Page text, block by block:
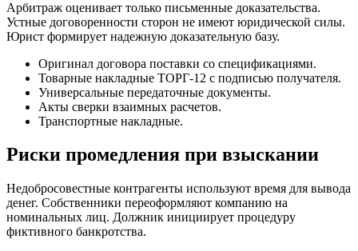
Арбитраж оценивает только письменные доказательства.
Устные договоренности сторон не имеют юридической силы.
Юрист формирует надежную доказательную базу.
Оригинал договора поставки со спецификациями.
Товарные накладные ТОРГ-12 с подписью получателя.
Универсальные передаточные документы.
Акты сверки взаимных расчетов.
Транспортные накладные.
Риски промедления при взыскании
Недобросовестные контрагенты используют время для вывода
денег. Собственники переоформляют компанию на
номинальных лиц. Должник инициирует процедуру
фиктивного банкротства.